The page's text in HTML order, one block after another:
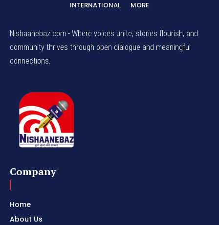
INTERNATIONAL
MORE
Nishaanebaz.com - Where voices unite, stories flourish, and
community thrives through open dialogue and meaningful
connections.
Company
Home
About Us